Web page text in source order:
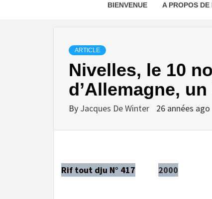
BIENVENUE A PROPOS DE
ARTICLE
Nivelles, le 10
d’Allemagne,
By Jacques De Winter 26 années ago
Rif tout dju N° 417 2000